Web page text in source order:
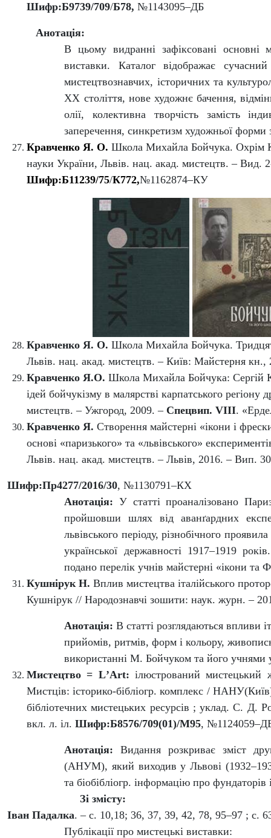
Шифр:Б9739/709/Б78, №1143095–ДБ
Анотація:
В цьому видранні зафіксовані основні
виставки. Каталог відображає
мистецтвознавчих, історичних та
ХХ століття, нове художнє бачення,
олії, колективна творчість замість
заперечення, синкретизм художньої форми
Кравченко Я. О. Школа Михайла Бойчука. Охрім
науки України, Львів. нац. акад. мистецтв. – Вид.
Шифр:Б11239/75/К772,№1162874–КУ
Кравченко Я. О. Школа Михайла Бойчука.
Львів. нац. акад. мистецтв. – Київ: Майстерня кн.,
Кравченко Я.О. Школа Михайла Бойчука: Сергій
ідей бойчукізму в малярстві карпатського
мистецтв. – Ужгород, 2009. – Спецвип. VІІІ.
Кравченко Я. Створення майстерні «ікони і
основі «паризького» та «львівського»
Львів. нац. акад. мистецтв. – Львів, 2016. – Вип.
Шифр:Пр4277/2016/30, №1130791–КХ
Анотація:У статті проаналізовано
пройшовши шлях від аванґардних
львівського періоду, різнобічного
української державності 1917–1919
подано перелік учнів майстерні «ікони
Кушнірук Н. Вплив мистецтва італійського
Кушнірук // Народознавчі зошити: наук. журн. –
Анотація:В статті розглядаються впливи
прийомів, ритмів, форм і кольору,
використанні М. Бойчуком та його учнями
Мистецтво = L’Art: ілюстрований мистецький
Мистців: історико-бібліогр. комплекс /
бібліотечних мистецьких ресурсів ; уклад. С.
вкл. л. іл. Шифр:Б8576/709(01)/М95,
Анотація: Видання розкриває зміст
(АНУМ), який виходив у Львові
та біобібліогр. інформацію про
Зі змісту:
Іван Падалка. – с. 10,18; 36, 37, 39, 42, 78, 95–97 ; с.
Публікації про мистецькі виставки: